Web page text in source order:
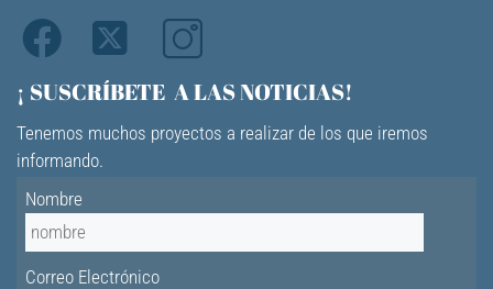
¡ SUSCRÍBETE A LAS NOTICIAS!
Tenemos muchos proyectos a realizar de los que iremos
informando.
Nombre
Correo Electrónico